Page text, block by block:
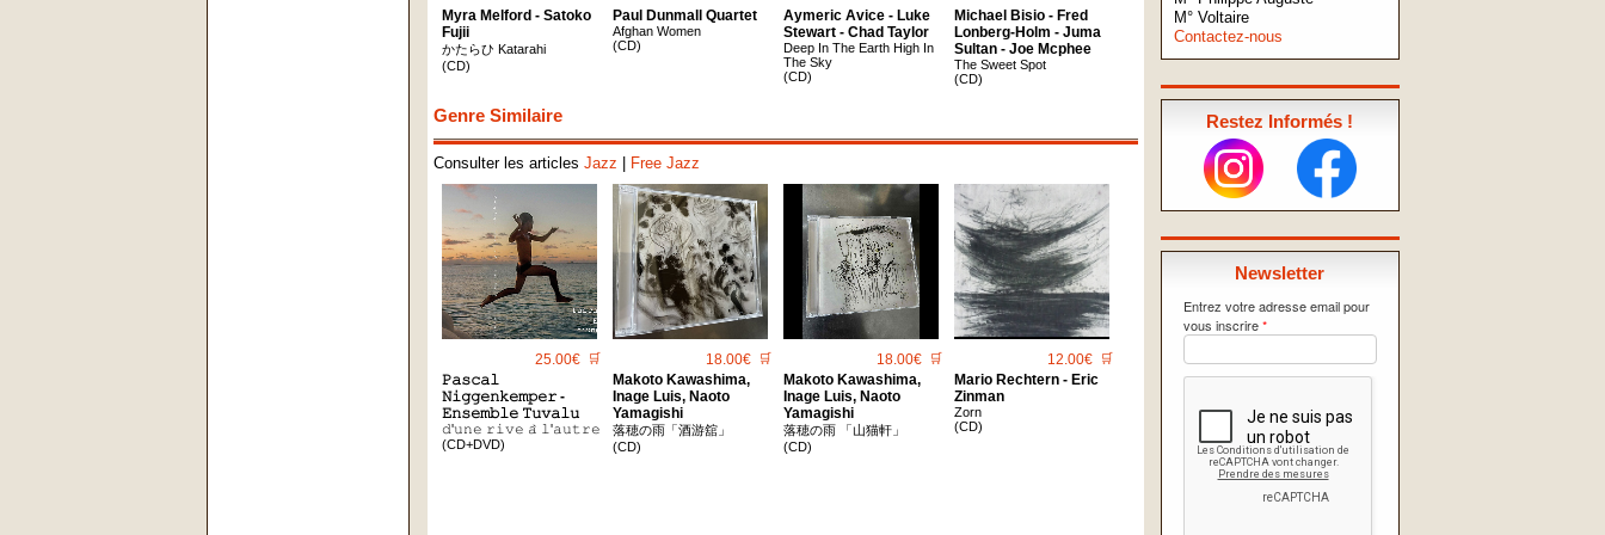
M° Voltaire
Contactez-nous
Restez Informés !
Newsletter
Entrez votre adresse email pour
vous inscrire*
Myra Melford - Satoko
Fujii
かたらひ Katarahi
(CD)
Paul Dunmall Quartet
Afghan Women
(CD)
Aymeric Avice - Luke
Stewart - Chad Taylor
Deep In The Earth High In
The Sky
(CD)
Michael Bisio - Fred
Lonberg-Holm - Juma
Sultan - Joe Mcphee
The Sweet Spot
(CD)
Genre Similaire
Consulter les articles Jazz Free Jazz
25.00€ 🛒
𝙿𝚊𝚜𝚌𝚊𝚕
𝙽𝚒𝚐𝚐𝚎𝚗𝚔𝚎𝚖𝚙𝚎𝚛 -
𝙴𝚗𝚜𝚎𝚖𝚋𝚕𝚎 𝚃𝚞𝚟𝚊𝚕𝚞
𝚍'𝚞𝚗𝚎 𝚛𝚒𝚟𝚎 𝚊̀ 𝚕'𝚊𝚞𝚝𝚛𝚎
(CD+DVD)
18.00€ 🛒
Makoto Kawashima,
Inage Luis, Naoto
Yamagishi
落穂の雨「酒游舘」
(CD)
18.00€ 🛒
Makoto Kawashima,
Inage Luis, Naoto
Yamagishi
落穂の雨 「山猫軒」
(CD)
12.00€ 🛒
Mario Rechtern - Eric
Zinman
Zorn
(CD)